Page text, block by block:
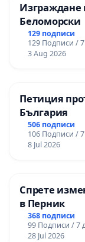
Изграждане
Беломорски
129 подписи
129 Подписи /
3 Aug 2026
Петиция
България
506 подписи
106 Подписи /
8 Jul 2026
Спрете
в Перник
368 подписи
99 Подписи / 7
28 Jul 2026